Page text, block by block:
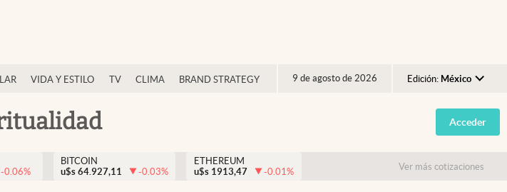
VIDA Y ESTILO TV CLIMA BRAND STRATEGY 9 de agosto de 2026 Edición: México
Argentina
España
USA
Acceder
-0.06%
BITCOIN
u$s 64.927,11 -0.03%
ETHEREUM
u$s 1913,47 -0.01% Ver más cotizaciones